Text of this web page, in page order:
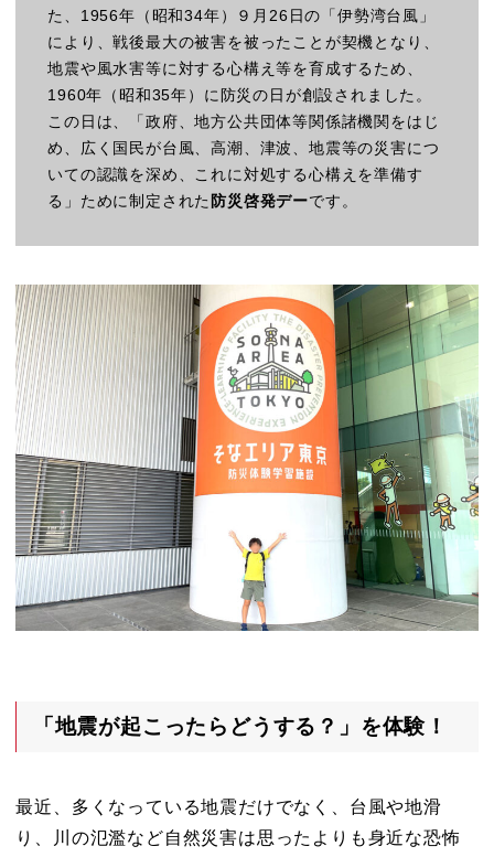
た、1956年（昭和34年）９月26日の「伊勢湾台風」
により、戦後最大の被害を被ったことが契機となり、
地震や風水害等に対する心構え等を育成するため、
1960年（昭和35年）に防災の日が創設されました。
この日は、「政府、地方公共団体等関係諸機関をはじ
め、広く国民が台風、高潮、津波、地震等の災害につ
いての認識を深め、これに対処する心構えを準備す
る」ために制定された 防災啓発デーです。
「地震が起こったらどうする？」を体験！
最近、多くなっている地震だけでなく、台風や地滑
り、川の氾濫など自然災害は思ったよりも身近な恐怖